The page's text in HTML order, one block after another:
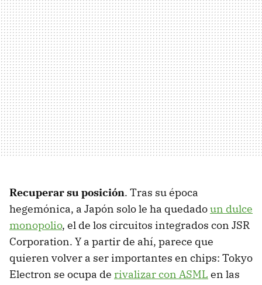
Recuperar su posición. Tras su época
hegemónica, a Japón solo le ha quedadoun dulce
monopolio, el de los circuitos integrados con JSR
Corporation. Y a partir de ahí, parece que
quieren volver a ser importantes en chips: Tokyo
Electron se ocupa de rivalizar con ASML en las